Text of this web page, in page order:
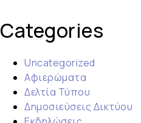
Categories
Uncategorized
Αφιερώματα
Δελτία Τύπου
Δημοσιεύσεις Δικτύου